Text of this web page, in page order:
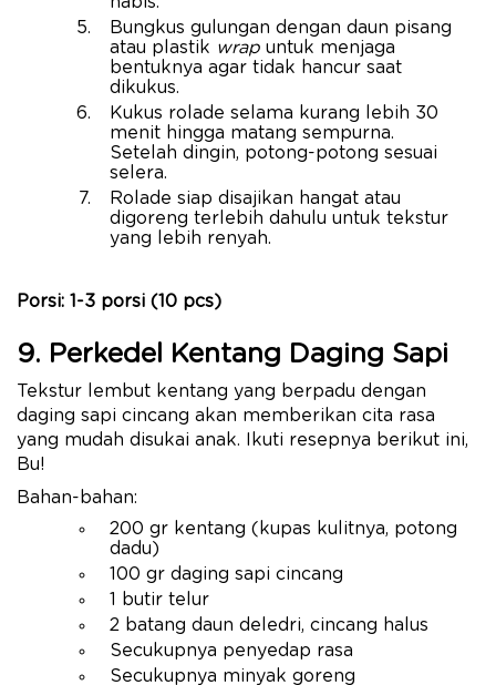
Bungkus gulungan dengan daun pisang
atau plastik wrap untuk menjaga
bentuknya agar tidak hancur saat
dikukus.
Kukus rolade selama kurang lebih 30
menit hingga matang sempurna.
Setelah dingin, potong-potong sesuai
selera.
Rolade siap disajikan hangat atau
digoreng terlebih dahulu untuk tekstur
yang lebih renyah.
Porsi: 1-3 porsi (10 pcs)
9. Perkedel Kentang Daging Sapi
Tekstur lembut kentang yang berpadu dengan
daging sapi cincang akan memberikan cita rasa
yang mudah disukai anak. Ikuti resepnya berikut ini,
Bu!
Bahan-bahan:
200 gr kentang (kupas kulitnya, potong
dadu)
100 gr daging sapi cincang
1 butir telur
2 batang daun deledri, cincang halus
Secukupnya penyedap rasa
Secukupnya minyak goreng